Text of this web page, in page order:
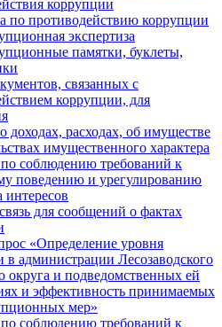
коррупции
по противодействию коррупции
экспертиза
памятки, буклеты,
связанных с
коррупции, для
доходах, расходах, об имуществе
имущественного характера
соблюдению требований к
поведению и урегулированию
интересов
для сообщений о фактах
«Определение уровня
в администрации Лесозаводского
округа и подведомственных ей
и эффективность принимаемых
мер»
соблюдению требований к